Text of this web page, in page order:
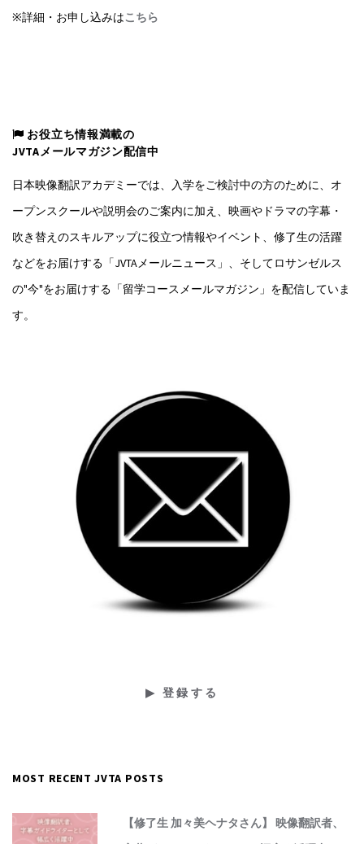
※詳細・お申し込みはこちら
お役立ち情報満載の
JVTAメールマガジン配信中
日本映像翻訳アカデミーでは、入学をご検討中の方のために、オ
ープンスクールや説明会のご案内に加え、映画やドラマの字幕・
吹き替えのスキルアップに役立つ情報やイベント、修了生の活躍
などをお届けする「JVTAメールニュース」、そしてロサンゼルス
の"今"をお届けする「留学コースメールマガジン」を配信していま
す。
MOST RECENT JVTA POSTS
【修了生 加々美ヘナタさん】 映像翻訳者、